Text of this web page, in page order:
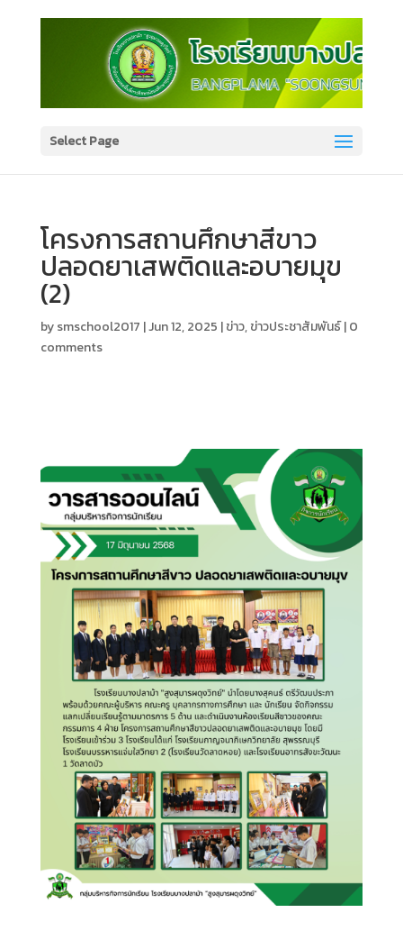
Select Page
โครงการสถานศึกษาสีขาว
ปลอดยาเสพติดและอบายมุข
(2)
bysmschool2017 |Jun 12, 2025 |ข่าว,ข่าวประชาสัมพันธ์|0
comments